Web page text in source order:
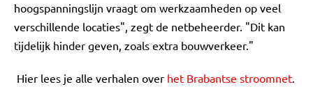
hoogspanningslijn vraagt om werkzaamheden op veel
verschillende locaties", zegt de netbeheerder. "Dit kan
tijdelijk hinder geven, zoals extra bouwverkeer."
Hier lees je alle verhalen over het Brabantse stroomnet.